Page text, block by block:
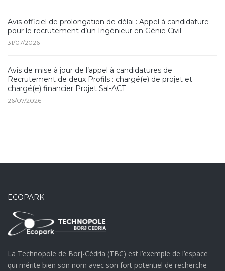
Avis officiel de prolongation de délai : Appel à candidature
pour le recrutement d’un Ingénieur en Génie Civil
31/07/2026
Avis de mise à jour de l’appel à candidatures de
Recrutement de deux Profils : chargé(e) de projet et
chargé(e) financier Projet Sal-ACT
26/07/2026
ECOPARK
La Technopole de Borj-Cédria (TBC) est l’exemple de l’espace
qui mérite bien son nom avec son fort potentiel de recherche